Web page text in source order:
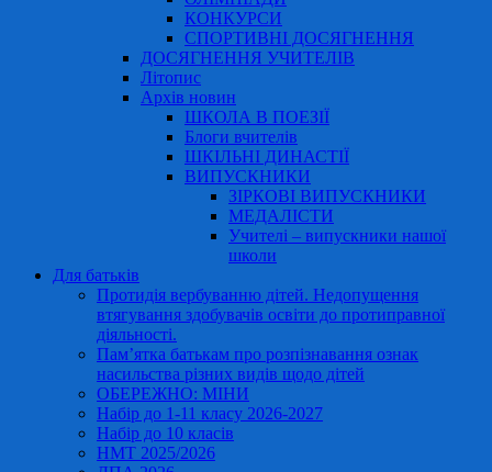
КОНКУРСИ
СПОРТИВНІ ДОСЯГНЕННЯ
ДОСЯГНЕННЯ УЧИТЕЛІВ
Літопис
Архів новин
ШКОЛА В ПОЕЗІЇ
Блоги вчителів
ШКІЛЬНІ ДИНАСТІЇ
ВИПУСКНИКИ
ЗІРКОВІ ВИПУСКНИКИ
МЕДАЛІСТИ
Учителі – випускники нашої
школи
Для батьків
Протидія вербуванню дітей. Недопущення
втягування здобувачів освіти до протиправної
діяльності.
Пам’ятка батькам про розпізнавання ознак
насильства різних видів щодо дітей
ОБЕРЕЖНО: МІНИ
Набір до 1-11 класу 2026-2027
Набір до 10 класів
НМТ 2025/2026